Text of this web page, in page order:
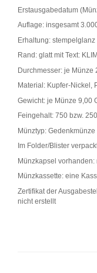
Erstausgabedatum
Auflage: insgesamt
Erhaltung: stempelglanz
Rand: glatt mit Text:
Durchmesser: je Münze
Material: Kupfer-Nickel,
Gewicht: je Münze 9,00
Feingehalt: 750 bzw.
Münztyp: Gedenkmünze
Im Folder/Blister
Münzkapsel
Münzkassette: eine
Zertifikat der
nicht erstellt